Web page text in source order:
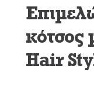
κότσος
Hair